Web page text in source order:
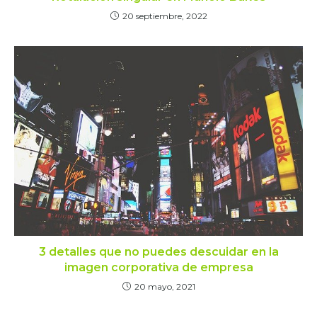
20 septiembre, 2022
3 detalles que no puedes descuidar en la
imagen corporativa de empresa
20 mayo, 2021